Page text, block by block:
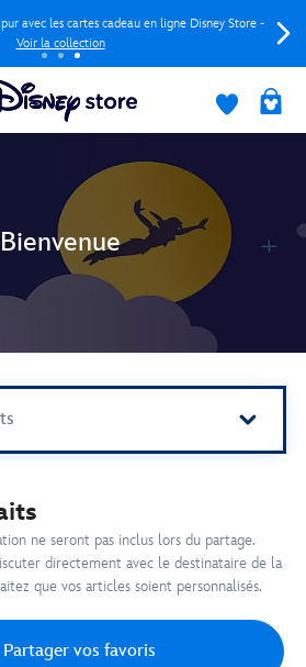
avec les cartes cadeau en ligne Disney Store -
Voir la collection
Bienvenue
ne seront pas inclus lors du partage.
directement avec le destinataire de la
que vos articles soient personnalisés.
Partager vos favoris